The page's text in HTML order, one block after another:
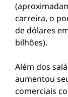
carreira, o
de dólares
bilhões).
Além dos
aumentou
comerciais